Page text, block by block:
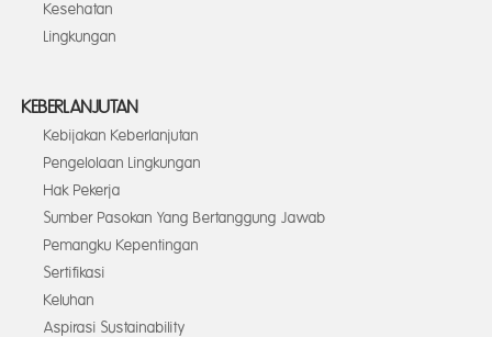
Kesehatan
Lingkungan
KEBERLANJUTAN
Kebijakan Keberlanjutan
Pengelolaan Lingkungan
Hak Pekerja
Sumber Pasokan Yang Bertanggung Jawab
Pemangku Kepentingan
Sertifikasi
Keluhan
Aspirasi Sustainability